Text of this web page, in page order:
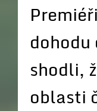
shodli,
oblasti